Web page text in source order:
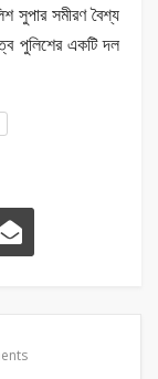
সুপার সমীরণ বৈশ্য
পুলিশের একটি দল